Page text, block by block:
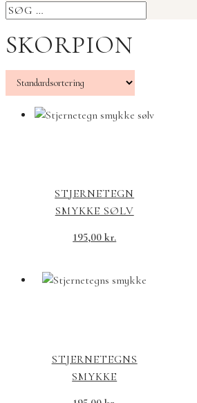
SKORPION
STJERNETEGN
SMYKKE SØLV
195,00kr.
STJERNETEGNS
SMYKKE